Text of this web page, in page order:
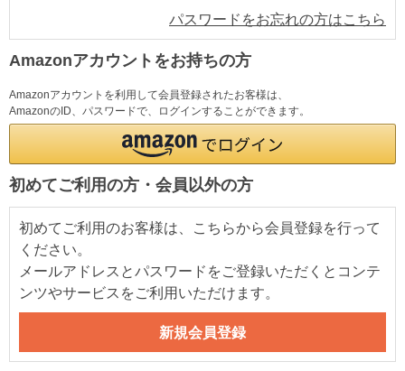
パスワードをお忘れの方はこちら
Amazonアカウントをお持ちの方
Amazonアカウントを利用して会員登録されたお客様は、
AmazonのID、パスワードで、ログインすることができます。
初めてご利用の方・会員以外の方
初めてご利用のお客様は、こちらから会員登録を行って
ください。
メールアドレスとパスワードをご登録いただくとコンテ
ンツやサービスをご利用いただけます。